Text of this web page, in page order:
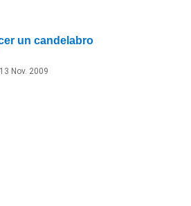
un candelabro
Nov. 2009